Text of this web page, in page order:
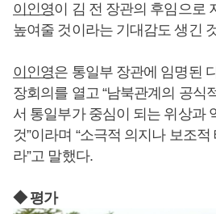
이인영이 김 전 장관의 후임으로
높여줄 것이라는 기대감도 생긴
이인영은 통일부 장관에 임명된
장회의를 열고 “남북관계의 공식
서 통일부가 중심이 되는 위상과
것”이라며 “소극적 의지나 보조
라”고 말했다.
◆ 평가